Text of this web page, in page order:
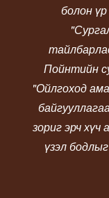
болон
"
Пойнтийн
"Ойлгоход
зориг эрч хүч
үзэл